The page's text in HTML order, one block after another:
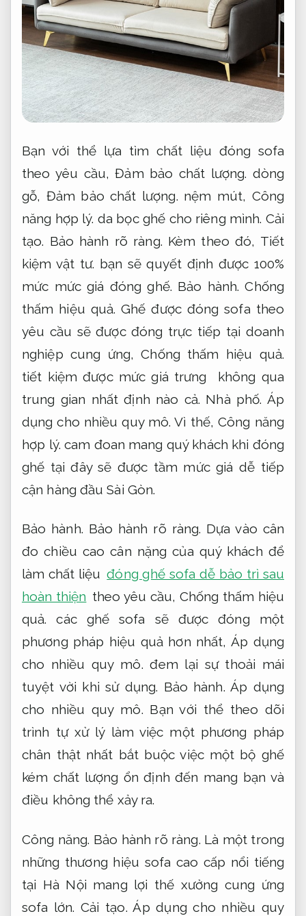
Bạn với thể lựa tìm chất liệu đóng sofa
theo yêu cầu,Đảm bảo chất lượng. dòng
gỗ, Đảm bảo chất lượng. nệm mút, Công
năng hợp lý. da bọc ghế cho riêng mình. Cải
tạo. Bảo hành rõ ràng. Kèm theo đó, Tiết
kiệm vật tư. bạn sẽ quyết định được 100%
mức mức giá đóng ghế. Bảo hành. Chống
thấm hiệu quả. Ghế được đóng sofa theo
yêu cầu sẽ được đóng trực tiếp tại doanh
nghiệp cung ứng,Chống thấm hiệu quả.
tiết kiệm được mức giá trưng không qua
trung gian nhất định nào cả. Nhà phố. Áp
dụng cho nhiều quy mô. Vì thế,Công năng
hợp lý. cam đoan mang quý khách khi đóng
ghế tại đây sẽ được tầm mức giá dễ tiếp
cận hàng đầu Sài Gòn.
Bảo hành. Bảo hành rõ ràng. Dựa vào cân
đo chiều cao cân nặng của quý khách để
làm chất liệu đóng ghế sofa dễ bảo trì sau
hoàn thiện theo yêu cầu, Chống thấm hiệu
quả. các ghế sofa sẽ được đóng một
phương pháp hiệu quả hơn nhất, Áp dụng
cho nhiều quy mô. đem lại sự thoải mái
tuyệt vời khi sử dụng. Bảo hành. Áp dụng
cho nhiều quy mô. Bạn với thể theo dõi
trình tự xử lý làm việc một phương pháp
chân thật nhất bắt buộc việc một bộ ghế
kém chất lượng ổn định đến mang bạn và
điều không thể xảy ra.
Công năng. Bảo hành rõ ràng. Là một trong
những thương hiệu sofa cao cấp nổi tiếng
tại Hà Nội mang lợi thế xưởng cung ứng
sofa lớn.Cải tạo. Áp dụng cho nhiều quy